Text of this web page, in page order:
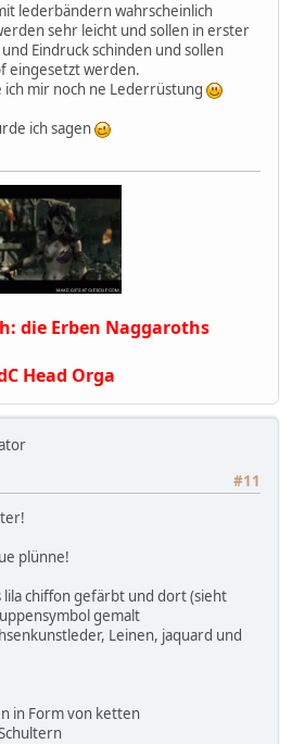
lederbändern wahrscheinlich
sehr leicht und sollen in erster
Eindruck schinden und sollen
eingesetzt werden.
ich mir noch ne Lederrüstung
ich sagen
die Erben Naggaroths
Head Orga
#11
plünne!
lila chiffon gefärbt und dort (sieht
gemalt
Leinen, jaquard und
in Form von ketten